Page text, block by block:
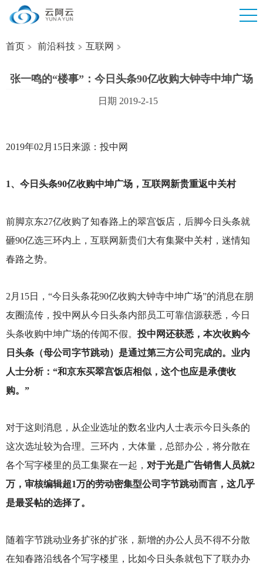
首页 前沿科技 互联网
张一鸣的“楼事”：今日头条90亿收购大钟寺中坤广场
日期 2019-2-15
2019年02月15日来源：投中网
1、今日头条90亿收购中坤广场，互联网新贵重返中关村
前脚京东27亿收购了知春路上的翠宫饭店，后脚今日头条就
砸90亿选三环内上，互联网新贵们大有集聚中关村，迷情知
春路之势。
2 月15日，“今日头条花90亿收购大钟寺中坤广场”的消息在朋
友圈流传，投中网从今日头条内部员工可靠信源获悉，今日
头条收购中坤广场的传闻不假。 投中网还获悉，本次收购今
日头条（母公司字节跳动）是通过第三方公司完成的。业内
人士分析：“和京东买翠宫饭店相似，这个也应是承债收
购。”
对于这则消息，从企业选址的数名业内人士表示今日头条的
这次选址较为合理。三环内，大体量，总部办公，将分散在
各个写字楼里的员工集聚在一起， 对于光是广告销售人员就2
万，审核编辑超1万的劳动密集型公司字节跳动而言，这几乎
是最妥帖的选择了。
随着字节跳动业务扩张的扩张，新增的办公人员不得不分散
在知春路沿线各个写字楼里，比如今日头条就包下了联办办